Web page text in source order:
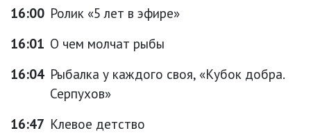
16:00 Ролик «5 лет в эфире»
16:01 О чем молчат рыбы
16:04 Рыбалка у каждого своя, «Кубок добра.
Серпухов»
16:47 Клевое детство